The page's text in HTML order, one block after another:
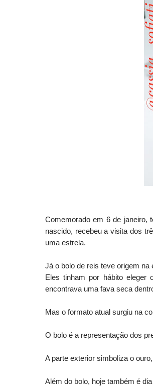
Comemorado em 6 de janeiro,
nascido, recebeu a visita dos
uma estrela.
Já o bolo de reis teve origem na
Eles tinham por hábito eleger
encontrava uma fava seca
Mas o formato atual surgiu na
O bolo é a representação dos
A parte exterior simboliza o
Além do bolo, hoje também é